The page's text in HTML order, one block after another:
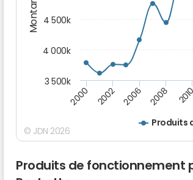
Produits
2000 2002 2006 2008 2010
3 500k
4 000k
4 500k
© JDN 2026
Produits de fonctionnement